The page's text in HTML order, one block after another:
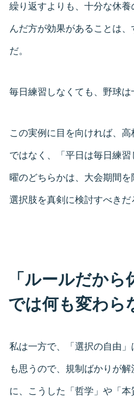
繰り返すよりも、十分な休
んだ方が効果があることは
だ。
毎日練習しなくても、野球は
この実例に目を向ければ、高
ではなく、「平日は毎日練
曜のどちらかは、大会期間
選択肢を真剣に検討すべきだ
「ルールだから
では何も変わら
私は一方で、「選択の自由
も思うので、規制ばかりが
に、こうした「哲学」や「